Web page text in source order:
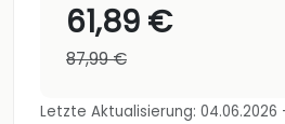
61,89 €
87,99 €
Letzte Aktualisierung: 04.06.2026